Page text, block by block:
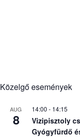
Közelgő események
AUG
8
14:00 - 14:15
Vizipisztoly
Gyógyfürdő